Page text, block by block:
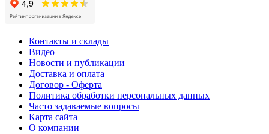
Контакты и склады
Видео
Новости и публикации
Доставка и оплата
Договор - Оферта
Политика обработки персональных данных
Часто задаваемые вопросы
Карта сайта
О компании